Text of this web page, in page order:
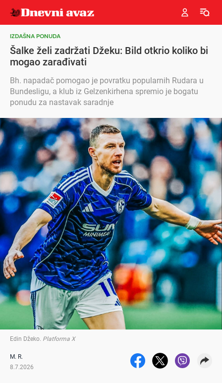
IZDAŠNA PONUDA
Šalke želi zadržati Džeku: Bild otkrio koliko bi
mogao zarađivati
Bh. napadač pomogao je povratku popularnih Rudara u
Bundesligu, a klub iz Gelzenkirhena spremio je bogatu
ponudu za nastavak saradnje
Edin Džeko. Platforma X
M. R.
8.7.2026